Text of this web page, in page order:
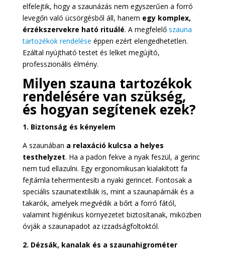
elfelejtik, hogy a szaunázás nem egyszerűen a forró
levegőn való ücsörgésből áll, hanem egy komplex,
érzékszervekre ható rituálé. A megfelelő szauna
tartozékok rendelése éppen ezért elengedhetetlen.
Ezáltal nyújtható testet és lelket megújító,
professzionális élmény.
Milyen szauna tartozékok
rendelésére van szükség,
és hogyan segítenek ezek?
1. Biztonság és kényelem
A szaunában a relaxáció kulcsa a helyes
testhelyzet. Ha a padon fekve a nyak feszül, a gerinc
nem tud ellazulni. Egy ergonomikusan kialakított fa
fejtámla tehermentesíti a nyaki gerincet. Fontosak a
speciális szaunatextíliák is, mint a szaunapárnák és a
takarók, amelyek megvédik a bőrt a forró fától,
valamint higiénikus környezetet biztosítanak, miközben
óvják a szaunapadot az izzadságfoltoktól.
2. Dézsák, kanalak és a szaunahigrométer